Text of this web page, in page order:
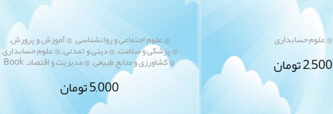
@ علوم اجتماعی و روانشناسی,@ آموزش و پرورش,
@ پزشکی و سلامت,@ دینی و تمدنی,@ علوم حسابداری,
@ کشاورزی و منابع طبیعی,@ مدیریت و اقتصاد,
Book
5,000تومان
@ علوم حسابداری
2,500تومان